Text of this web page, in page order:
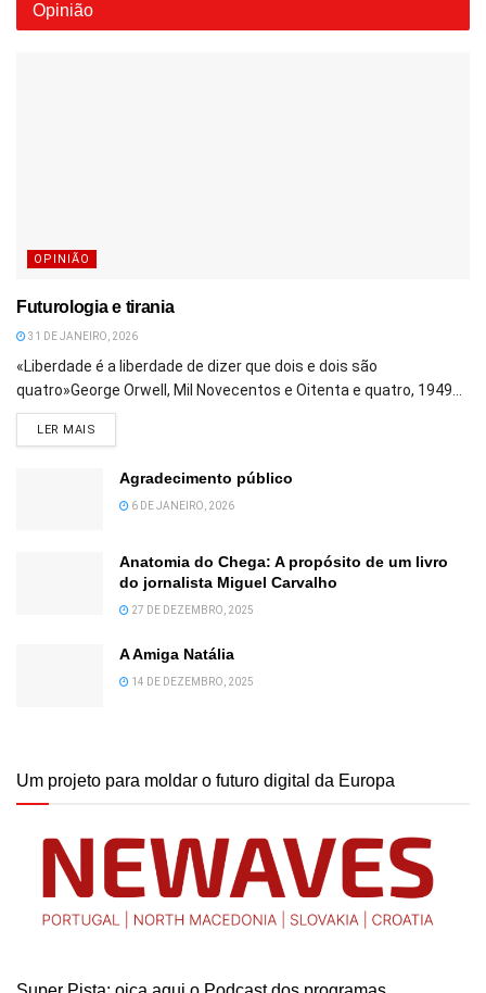
Opinião
OPINIÃO
Futurologia e tirania
31 DE JANEIRO, 2026
«Liberdade é a liberdade de dizer que dois e dois são
quatro»George Orwell, Mil Novecentos e Oitenta e quatro, 1949...
LER MAIS
Agradecimento público
6 DE JANEIRO, 2026
Anatomia do Chega: A propósito de um livro
do jornalista Miguel Carvalho
27 DE DEZEMBRO, 2025
A Amiga Natália
14 DE DEZEMBRO, 2025
Um projeto para moldar o futuro digital da Europa